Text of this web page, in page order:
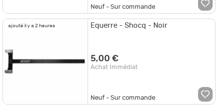
Neuf - Sur commande
ajouté il y a 2 heures Equerre - Shocq - Noir
5,00 €
Achat Immédiat
Neuf - Sur commande